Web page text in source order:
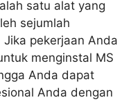
satu alat yang
sejumlah
pekerjaan Anda
menginstal MS
Anda dapat
Anda dengan